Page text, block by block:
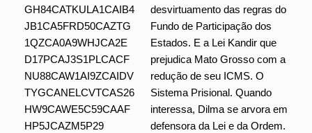
desvirtuamento das regras do
Fundo de Participação dos
Estados. E a Lei Kandir que
prejudica Mato Grosso com a
redução de seu ICMS. O
Sistema Prisional. Quando
interessa, Dilma se arvora em
defensora da Lei e da Ordem.